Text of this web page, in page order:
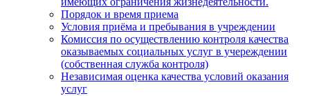
Порядок и время приема
Условия приёма и пребывания в учреждении
Комиссия по осуществлению контроля качества
оказываемых социальных услуг в учереждении
(собственная служба контроля)
Независимая оценка качества условий оказания
услуг